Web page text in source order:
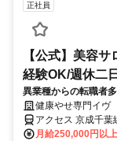
正社員
【公式】美容
経験OK/週休二
異業種からの転職者
ルマなしで働きやす
健康やせ専門イ
アクセス 京成千葉
東口徒歩約5分、
月給250,000円以上